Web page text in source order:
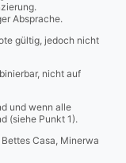
Absprache.
gültig, jedoch nicht
nicht auf
und wenn alle
(siehe Punkt 1).
Casa, Minerwa